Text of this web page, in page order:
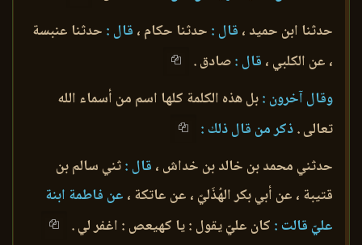
حدثنا ابن حميد ، قال : حدثنا حكام ، قال : حدثنا عنبسة
، عن الكلبي ، قال :صادق .
وقال آخرون :بل هذه الكلمة كلها اسم من أسماء الله
تعالى .ذكر من قال ذلك :
حدثني محمد بن خالد بن خداش ، قال :ثني سالم بن
قتيبة ، عن أبي بكر الهُذَليّ ، عن عاتكة ، عن فاطمة ابنة
عليّ قالت : كان عليّ يقول : يا كهيعص : اغفر لي .